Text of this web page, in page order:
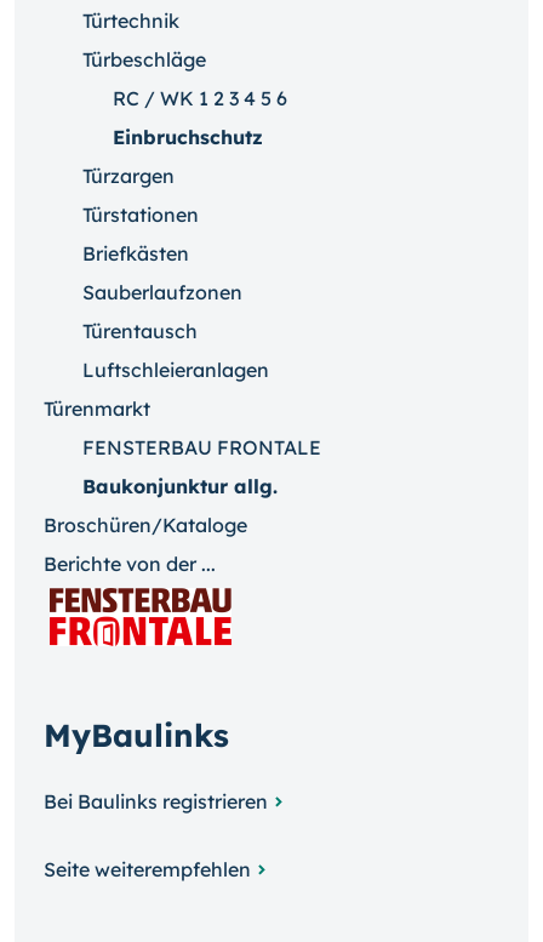
Türtechnik
Türbeschläge
RC / WK 1 2 3 4 5 6
Einbruchschutz
Türzargen
Türstationen
Briefkästen
Sauberlaufzonen
Türentausch
Luftschleieranlagen
Türenmarkt
FENSTERBAU FRONTALE
Baukonjunktur allg.
Broschüren/Kataloge
Berichte von der ...
MyBaulinks
Bei Baulinks registrieren
Seite weiterempfehlen